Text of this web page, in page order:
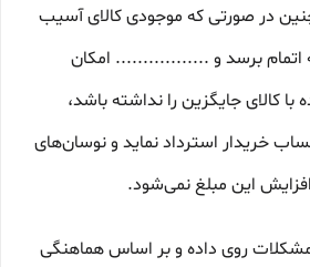
در صورتی که موجودی کالای آسیب
برسد و ................. امکان
کالای جایگزین را نداشته باشد،
خریدار استرداد نماید و نوسان‏‌های
این مبلغ نمی‌‏شود.
و مشکلات روی داده و بر اساس هماهنگی